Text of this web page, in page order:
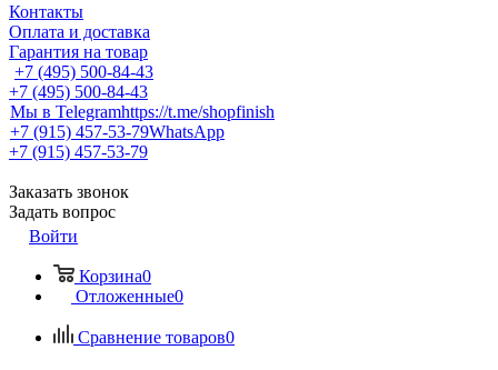
Контакты
Оплата и доставка
Гарантия на товар
+7 (495) 500-84-43
+7 (495) 500-84-43
Мы в Telegramhttps://t.me/shopfinish
+7 (915) 457-53-79WhatsApp
+7 (915) 457-53-79
Заказать звонок
Задать вопрос
Войти
Корзина0
Отложенные0
Сравнение товаров0